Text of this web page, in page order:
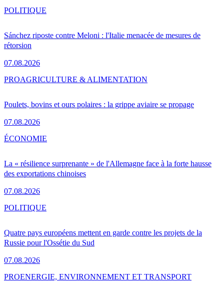
Sánchez riposte contre Meloni : l'Italie menacée de mesures de
rétorsion
07.08.2026
POLITIQUE
Poulets, bovins et ours polaires : la grippe aviaire se propage
07.08.2026
PROAGRICULTURE & ALIMENTATION
La « résilience surprenante » de l'Allemagne face à la forte hausse
des exportations chinoises
07.08.2026
ÉCONOMIE
Quatre pays européens mettent en garde contre les projets de la
Russie pour l'Ossétie du Sud
07.08.2026
POLITIQUE
PROENERGIE, ENVIRONNEMENT ET TRANSPORT